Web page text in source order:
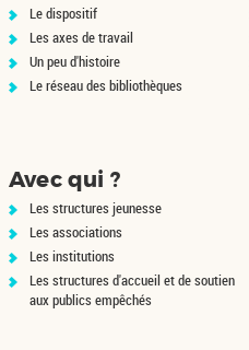
Le dispositif
Les axes de travail
Un peu d'histoire
Le réseau des bibliothèques
Avec qui ?
Les structures jeunesse
Les associations
Les institutions
Les structures d'accueil et de soutien
aux publics empêchés